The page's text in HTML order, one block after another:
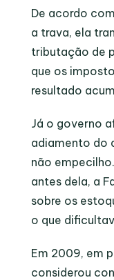
De acordo
a trava, ela
tributação de
que os
resultado
Já o governo
adiamento do
não
antes dela, a
sobre os
o que
Em 2009, em
considerou